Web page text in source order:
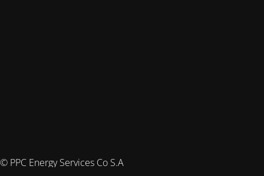
© PPC Energy Services Co S.A